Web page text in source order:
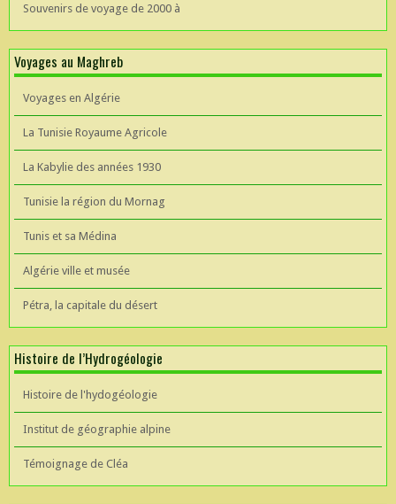
Souvenirs de voyage de 2000 à
Voyages au Maghreb
Voyages en Algérie
La Tunisie Royaume Agricole
La Kabylie des années 1930
Tunisie la région du Mornag
Tunis et sa Médina
Algérie ville et musée
Pétra, la capitale du désert
Histoire de l’Hydrogéologie
Histoire de l'hydogéologie
Institut de géographie alpine
Témoignage de Cléa